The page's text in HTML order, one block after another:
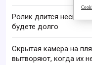
Ролик длится
будете долго
Скрытая камера на
вытворяют, когда их